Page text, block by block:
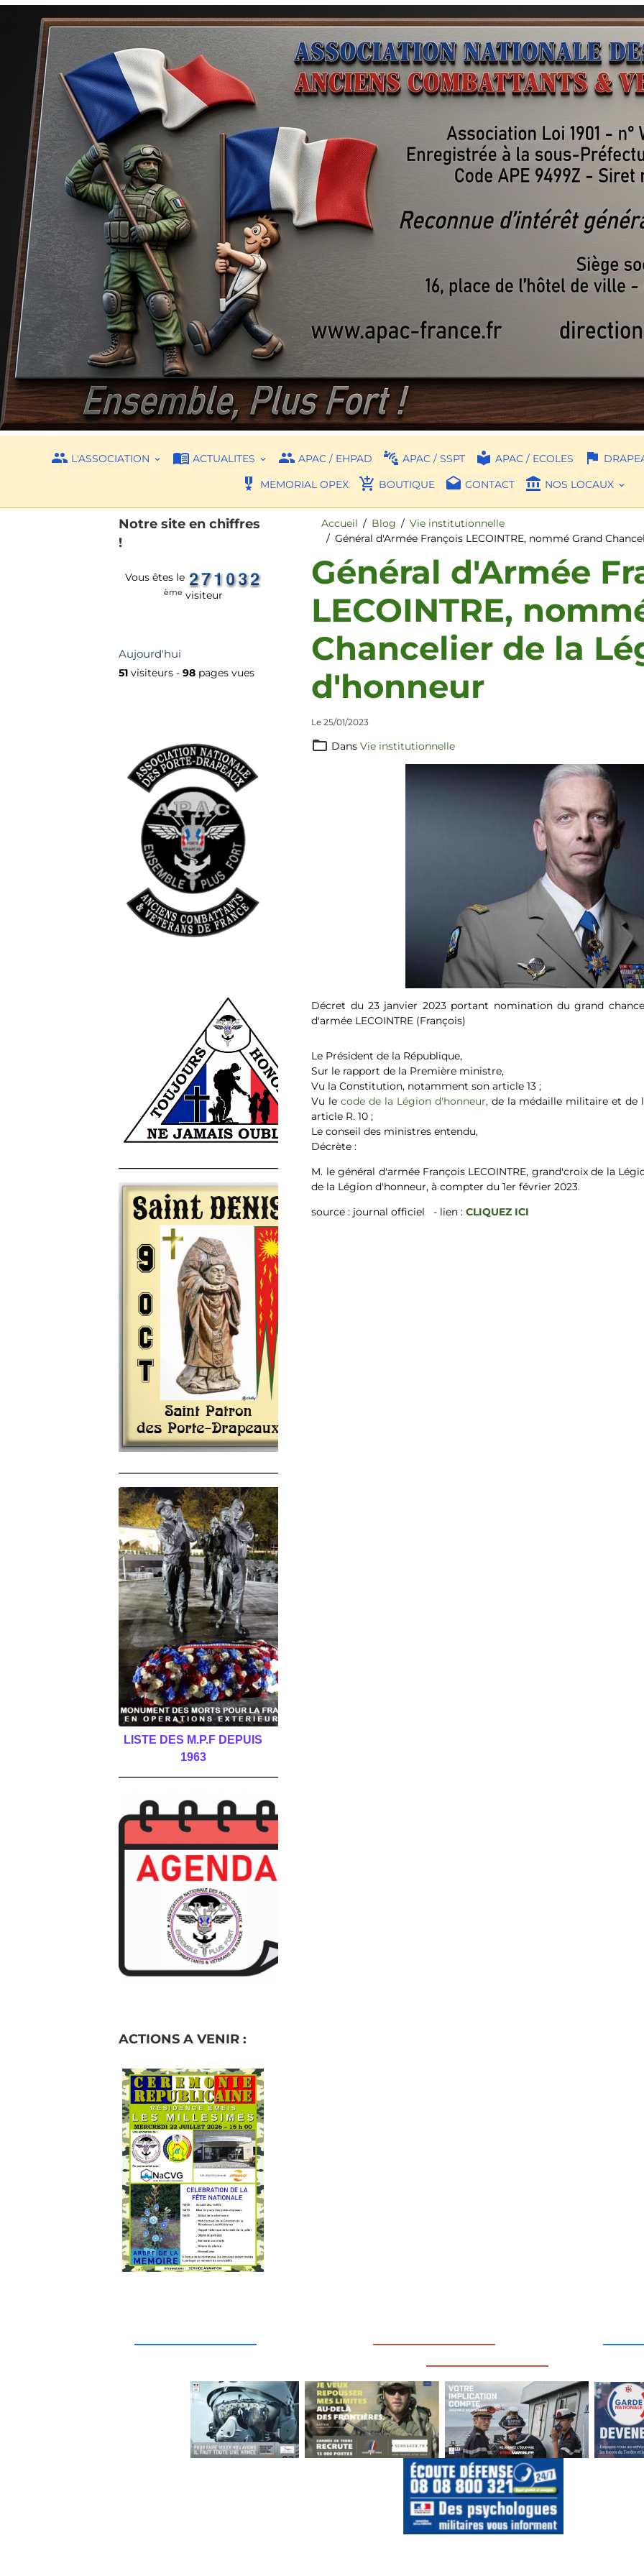
L'ASSOCIATION ACTUALITES APAC / EHPAD APAC / SSPT APAC / ECOLES
MEMORIAL OPEX
BOUTIQUE CONTACT NOS LOCAUX
Accueil Blog
Vie institutionnelle
Général d'Armée François LECOINTRE, nommé Grand
Général d'Armée
LECOINTRE,
Chancelier de la
d'honneur
Le 25/01/2023
DansVie institutionnelle
Décret du 23 janvier 2023 portant nomination du grand
d'armée LECOINTRE (François)
Le Président de la République,
Sur le rapport de la Première ministre,
Vu la Constitution, notamment son article 13 ;
Vu lecode de la Légion d'honneur, de la médaille militaire et
article R. 10 ;
Le conseil des ministres entendu,
Décrète :
M. le général d'armée François LECOINTRE, grand'croix de la
de la Légion d'honneur, à compter du 1er février 2023.
source : journal officiel - lien :CLIQUEZ ICI
Notre site en chiffres
!
Vous êtes le
ème visiteur
Aujourd'hui
51 visiteurs -98 pages vues
LISTE DES M.P.F DEPUIS
1963
ACTIONS A VENIR :